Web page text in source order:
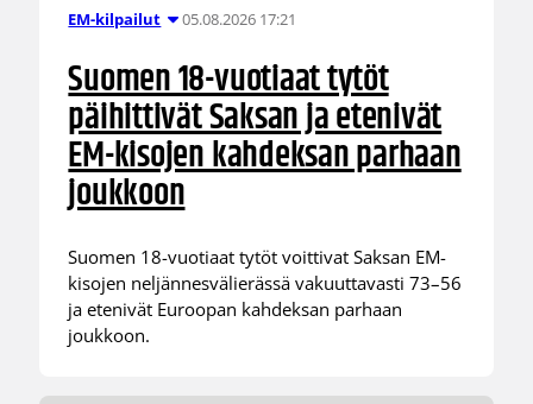
EM-kilpailut 05.08.2026 17:21
Suomen 18-vuotiaat tytöt
päihittivät Saksan ja etenivät
EM-kisojen kahdeksan parhaan
joukkoon
Suomen 18-vuotiaat tytöt voittivat Saksan EM-
kisojen neljännesvälierässä vakuuttavasti 73–56
ja etenivät Euroopan kahdeksan parhaan
joukkoon.